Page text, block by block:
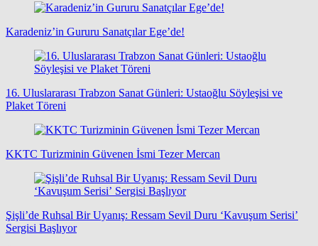
Karadeniz’in Gururu Sanatçılar Ege’de!
16. Uluslararası Trabzon Sanat Günleri: Ustaoğlu Söyleşisi ve
Plaket Töreni
KKTC Turizminin Güvenen İsmi Tezer Mercan
Şişli’de Ruhsal Bir Uyanış: Ressam Sevil Duru ‘Kavuşum Serisi’
Sergisi Başlıyor